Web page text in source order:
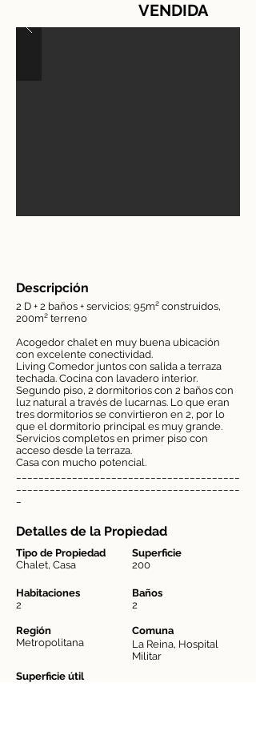
VENDIDA
Descripción
2 D + 2 baños + servicios; 95m² construidos,
200m² terreno
Acogedor chalet en muy buena ubicación
con excelente conectividad.
Living Comedor juntos con salida a terraza
techada. Cocina con lavadero interior.
Segundo piso, 2 dormitorios con 2 baños con
luz natural a través de lucarnas. Lo que eran
tres dormitorios se convirtieron en 2, por lo
que el dormitorio principal es muy grande.
Servicios completos en primer piso con
acceso desde la terraza.
Casa con mucho potencial.
Detalles de la Propiedad
Tipo de Propiedad
Chalet, Casa
Habitaciones
2
Región
Metropolitana
Superficie
200
Baños
2
Comuna
La Reina, Hospital
Militar
Superficie útil